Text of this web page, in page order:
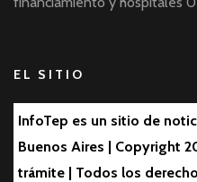
EL SITIO
InfoTep es un sitio de
Buenos Aires | Copyright
trámite | Todos los